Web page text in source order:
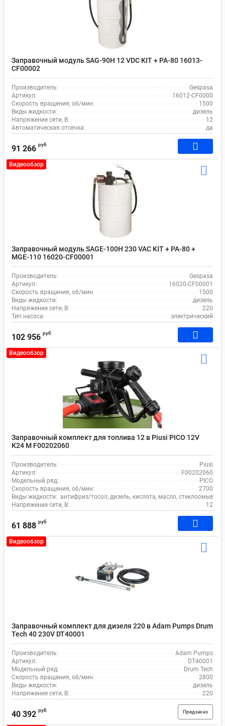
Заправочный модуль SAG-90H 12 VDC KIT + PA-80 16013-
CF00002
Производитель:
Gespasa
Артикул:
16012-CF0000
Скорость вращения, об/мин:
1500
Виды жидкости:
дизель
Напряжение сети, В:
12
Автоматическая отсечка:
да
91 266 руб
Видеообзор
Заправочный модуль SAGE-100H 230 VAC KIT + PA-80 +
MGE-110 16020-CF00001
Производитель:
Gespasa
Артикул:
16020-CF00001
Скорость вращения, об/мин:
1500
Виды жидкости:
дизель
Напряжение сети, В:
220
Тип насоса:
электрический
102 956 руб
Видеообзор
Заправочный комплект для топлива 12 в Piusi PICO 12V
К24 М F00202060
Производитель:
Piusi
Артикул:
F00202060
Модельный ряд:
PICO
Скорость вращения, об/мин:
2700
Виды жидкости: антифриз/тосол, дизель, кислота, масло,
Напряжение сети, В:
12
61 888 руб
Видеообзор
Заправочный комплект для дизеля 220 в Adam Pumps Drum
Tech 40 230V DT40001
Производитель:
Adam Pumps
Артикул:
DT40001
Модельный ряд:
Drum Tech
Скорость вращения, об/мин:
2800
Виды жидкости:
дизель
Напряжение сети, В:
220
40 392 руб Предзаказ